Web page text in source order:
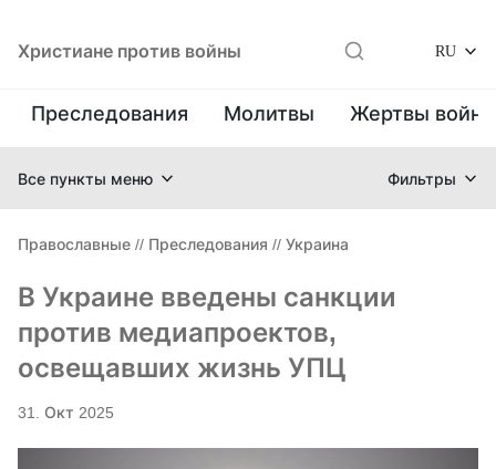
Христиане против войны RU
Преследования Молитвы Жертвы
Все пункты меню Фильтры
Православные // Преследования // Украина
В Украине введены санкции
против медиапроектов,
освещавших жизнь УПЦ
31. Окт 2025